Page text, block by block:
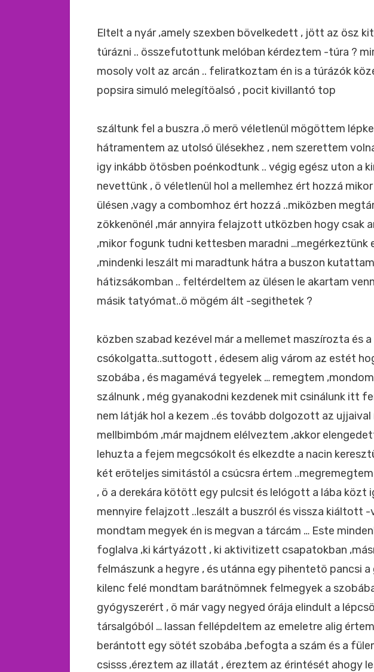
Eltelt a nyár ,amely szexben bövelkedett , jött az ösz
túrázni .. összefutottunk melóban kérdeztem -túra ?
mosoly volt az arcán .. feliratkoztam én is a túrázók
popsira simuló melegítöalsó , pocit kivillantó top
száltunk fel a buszra ,ö merö véletlenül mögöttem
hátramentem az utolsó ülésekhez , nem szerettem
igy inkább ötösben poénkodtunk .. végig egész uton a
nevettünk , ö véletlenül hol a mellemhez ért hozzá
ülésen ,vagy a combomhoz ért hozzá ..miközben
zökkenönél ,már annyira felajzott utközben hogy csak
,mikor fogunk tudni kettesben maradni …megérkeztünk
,mindenki leszált mi maradtunk hátra a buszon
hátizsákomban .. feltérdeltem az ülésen le akartam
másik tatyómat..ö mögém ált -segithetek ?
közben szabad kezével már a mellemet maszírozta és
csókolgatta..suttogott , édesem alig várom az estét
szobába , és magamévá tegyelek … remegtem
szálnunk , még gyanakodni kezdenek mit csinálunk itt
nem látják hol a kezem ..és tovább dolgozott az
mellbimbóm ,már majdnem elélveztem ,akkor
lehuzta a fejem megcsókolt és elkezdte a nacin
két eröteljes simitástól a csúcsra értem
, ö a derekára kötött egy pulcsit és lelógott a lába közt
mennyire felajzott ..leszált a buszról és vissza kiáltott -
mondtam megyek én is megvan a tárcám … Este
foglalva ,ki kártyázott , ki aktivitizett csapatokban
felmászunk a hegyre , és utánna egy pihentetö pancsi
kilenc felé mondtam barátnömnek felmegyek a
gyógyszerért , ö már vagy negyed órája elindult a
társalgóból … lassan fellépdeltem az emeletre alig
berántott egy sötét szobába ,befogta a szám és a
csisss ,éreztem az illatát , éreztem az érintését ahogy